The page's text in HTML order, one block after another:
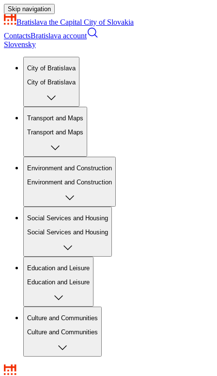
Skip navigation
Bratislava the Capital City of Slovakia
ContactsBratislava account
Slovensky
City of Bratislava
City of Bratislava
Transport and Maps
Transport and Maps
Environment and Construction
Environment and Construction
Social Services and Housing
Social Services and Housing
Education and Leisure
Education and Leisure
Culture and Communities
Culture and Communities